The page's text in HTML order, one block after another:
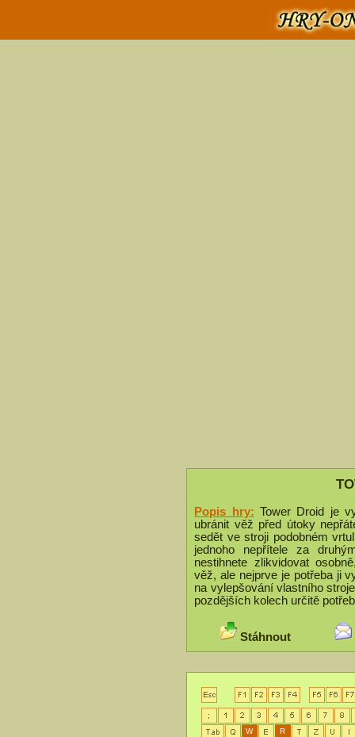
Popis hry: Tower Droid je
ubránit věž před útoky
sedět ve stroji podobném
jednoho nepřítele za
nestihnete zlikvidovat
věž, ale nejprve je potřeba ji
na vylepšování vlastního
pozdějších kolech určitě
Stáhnout
W
R